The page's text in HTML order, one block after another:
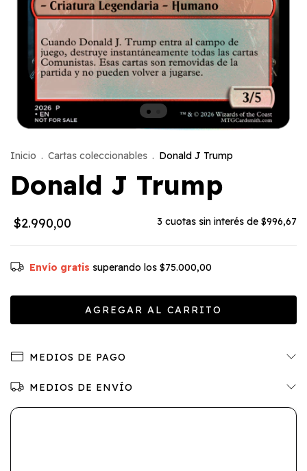
Inicio . Cartas coleccionables . Donald J Trump
Donald J Trump
$2.990,00 3 cuotas sin interés de $996,67
Envío gratis superando los $75.000,00
MEDIOS DE PAGO
MEDIOS DE ENVÍO